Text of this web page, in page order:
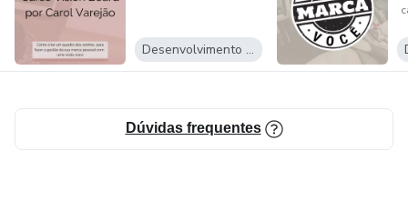
Desenvolvimento Pessoal
Dúvidas frequentes